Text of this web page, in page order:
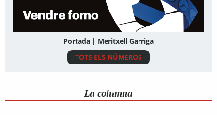
Portada | Meritxell Garriga
TOTS ELS NÚMEROS
La columna